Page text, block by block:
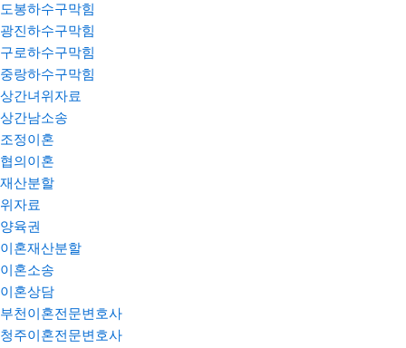
도봉하수구막힘
광진하수구막힘
구로하수구막힘
중랑하수구막힘
상간녀위자료
상간남소송
조정이혼
협의이혼
재산분할
위자료
양육권
이혼재산분할
이혼소송
이혼상담
부천이혼전문변호사
청주이혼전문변호사